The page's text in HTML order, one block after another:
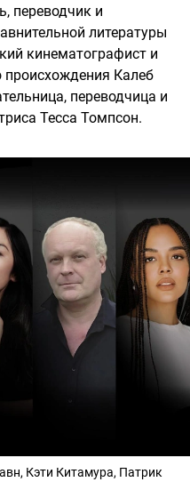
переводчик и
литературы
кинематографист и
происхождения Калеб
переводчица и
Тесса Томпсон.
Кэти Китамура, Патрик